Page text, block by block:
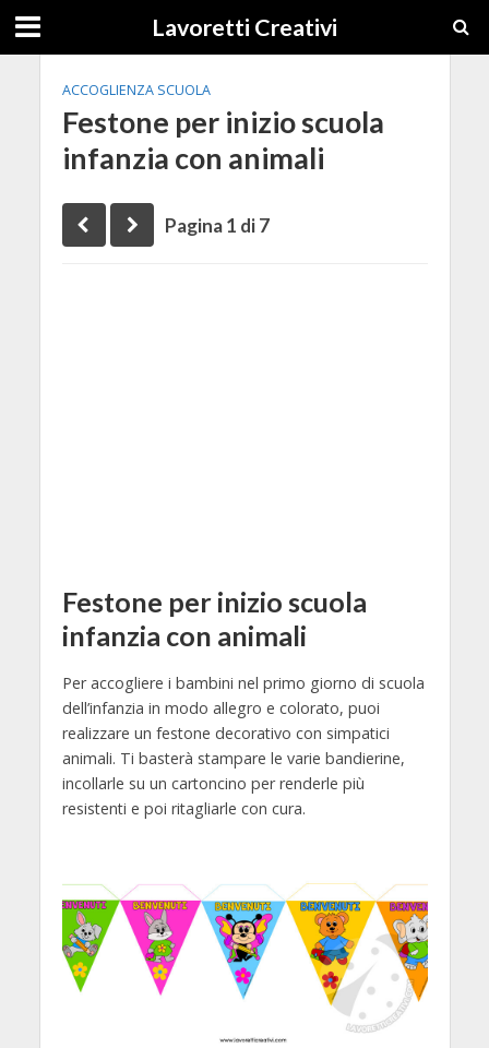
Lavoretti Creativi
ACCOGLIENZA SCUOLA
Festone per inizio scuola
infanzia con animali
Pagina 1 di 7
Festone per inizio scuola
infanzia con animali
Per accogliere i bambini nel primo giorno di scuola
dell’infanzia in modo allegro e colorato, puoi
realizzare un festone decorativo con simpatici
animali. Ti basterà stampare le varie bandierine,
incollarle su un cartoncino per renderle più
resistenti e poi ritagliarle con cura.